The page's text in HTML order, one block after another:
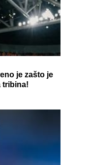
je zašto je
tribina!